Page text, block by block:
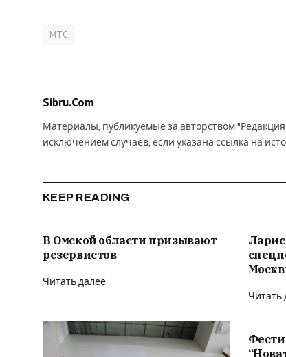
МТС
Sibru.Com
Материалы, публикуемые за авторством
исключением случаев, если указана ссылка на
KEEP READING
В Омской области призывают
резервистов
Читать далее
Читать